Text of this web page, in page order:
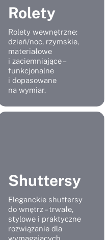
Rolety
Rolety wewnętrzne:
dzień/noc, rzymskie,
materiałowe
i zaciemniające –
funkcjonalne
i dopasowane
na wymiar.
Shuttersy
Eleganckie shuttersy
do wnętrz – trwałe,
stylowe i praktyczne
rozwiązanie dla